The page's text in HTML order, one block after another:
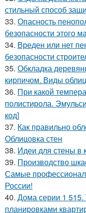
стильный способ
33. Опасность
безопасности этого
34. Вреден или нет
безопасности
35. Обкладка
кирпичом. Виды
36. При какой
полистирола.
код]
37. Как правильно
Облицовка стен
38. Идеи для стены в
39. Производство
Самые
России!
40. Дома серии 1
планировками